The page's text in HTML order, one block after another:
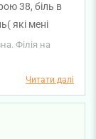
38, біль в
які мені
( яку
Я
вишенька на
дні. За що
не
Філія на
Читати далі